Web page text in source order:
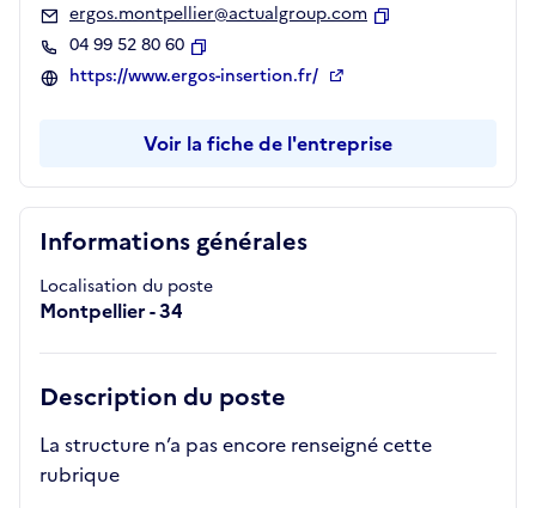
Informations générales
Localisation du poste
Montpellier - 34
Description du poste
La structure n’a pas encore renseigné cette
rubrique
ergos.montpellier@actualgroup.com
04 99 52 80 60
Copier
https://www.ergos-insertion.fr/
Voir la fiche de l'entreprise